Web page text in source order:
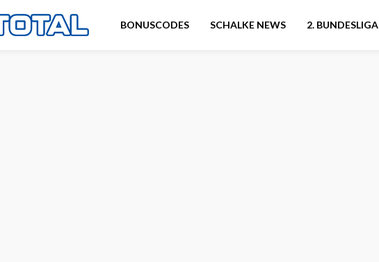
BONUSCODES SCHALKE NEWS 2. BUNDESLIGA